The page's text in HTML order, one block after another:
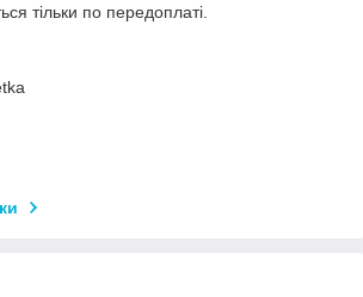
тільки по передоплаті.